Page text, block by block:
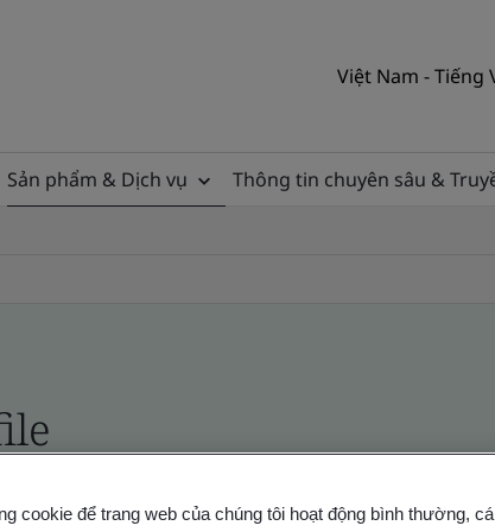
Việt Nam - Tiếng
Sản phẩm & Dịch vụ Thông tin chuyên sâu &
- Validation and Verification
cookie để trang web của chúng tôi hoạt động bình thường,